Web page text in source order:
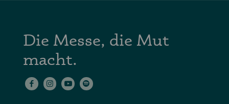
Die Messe, die Mut
macht.